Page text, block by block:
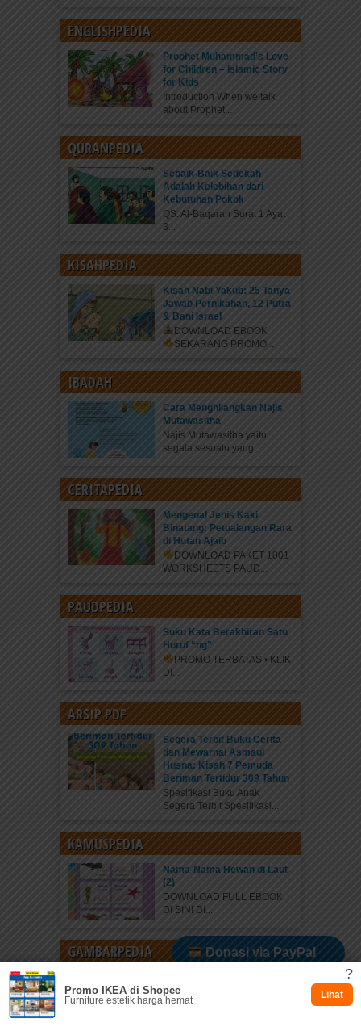
ENGLISHPEDIA
Prophet Muhammad’s Love
for Children – Islamic Story
for Kids
Introduction When we talk
about Prophet...
QURANPEDIA
Sebaik-Baik Sedekah
Adalah Kelebihan dari
Kebutuhan Pokok
QS. Al-Baqarah Surat 1 Ayat
3...
KISAHPEDIA
Kisah Nabi Yakub: 25 Tanya
Jawab Pernikahan, 12 Putra
& Bani Israel
DOWNLOAD EBOOK
SEKARANG PROMO...
IBADAH
Cara Menghilangkan Najis
Mutawasitha
Najis Mutawasitha yaitu
segala sesuatu yang...
CERITAPEDIA
Mengenal Jenis Kaki
Binatang: Petualangan Rara
di Hutan Ajaib
DOWNLOAD PAKET 1001
WORKSHEETS PAUD...
PAUDPEDIA
Suku Kata Berakhiran Satu
Huruf “ng”
PROMO TERBATAS • KLIK
DI...
ARSIP PDF
Segera Terbit Buku Cerita
dan Mewarnai Asmaul
Husna: Kisah 7 Pemuda
Beriman Tertidur 309 Tahun
Spesifikasi Buku Anak
Segera Terbit Spesifikasi...
KAMUSPEDIA
Nama-Nama Hewan di Laut
(2)
DOWNLOAD FULL EBOOK
DI SINI DI...
GAMBARPEDIA
Husna (16) Rahasia Rambut
Syam’un
Donasi via PayPal
Dukung via Kitabisa
?
Promo IKEA di Shopee
Furniture estetik harga hemat Lihat